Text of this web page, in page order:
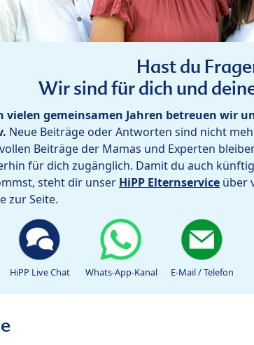
Hast du
Wir sind für dich und
vielen gemeinsamen Jahren betreuen wir
Neue Beiträge oder Antworten sind nicht
Beiträge der Mamas und Experten
für dich zugänglich. Damit du auch
steht dir unser HiPP Elternservice über
zur Seite.
HiPP Live Chat Whats-App-Kanal E-Mail / Telefon